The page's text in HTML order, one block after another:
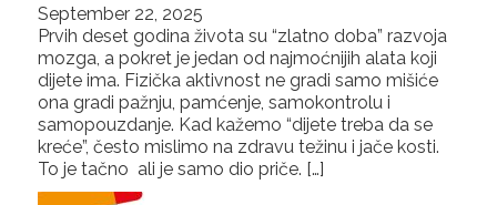
September 22, 2025
Prvih deset godina života su “zlatno doba” razvoja
mozga, a pokret je jedan od najmoćnijih alata koji
dijete ima. Fizička aktivnost ne gradi samo mišiće
ona gradi pažnju, pamćenje, samokontrolu i
samopouzdanje. Kad kažemo “dijete treba da se
kreće”, često mislimo na zdravu težinu i jače kosti.
To je tačno ali je samo dio priče. […]